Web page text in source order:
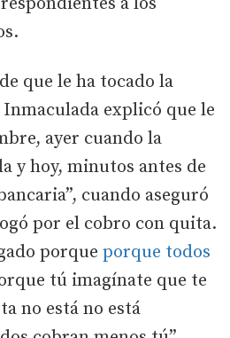
que le ha tocado la
explicó que le
ayer cuando la
y hoy, minutos antes de
cuando aseguró
por el cobro con quita.
porque porque todos
tú imagínate que te
no está no está